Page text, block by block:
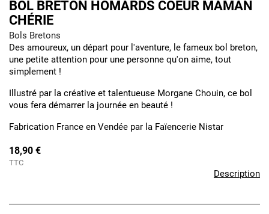
BOL BRETON HOMARDS COEUR MAMAN
CHÉRIE
Bols Bretons
Des amoureux, un départ pour l'aventure, le fameux bol breton,
une petite attention pour une personne qu'on aime, tout
simplement !
Illustré par la créative et talentueuse Morgane Chouin, ce bol
vous fera démarrer la journée en beauté !
Fabrication France en Vendée par la Faïencerie Nistar
18,90 €
TTC
Description